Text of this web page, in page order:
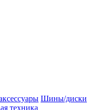
Шины/диски
техника